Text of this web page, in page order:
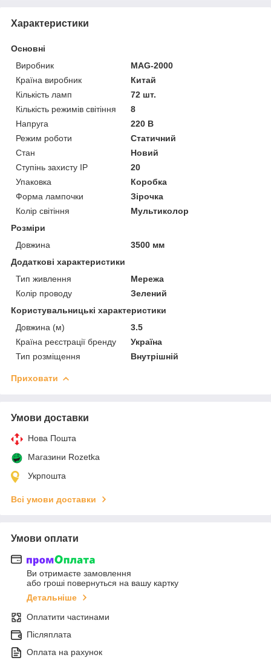
Характеристики
Основні
Виробник
MAG-2000
Країна виробник
Китай
Кількість ламп
72 шт.
Кількість режимів світіння
8
Напруга
220 В
Режим роботи
Статичний
Стан
Новий
Ступінь захисту IP
20
Упаковка
Коробка
Форма лампочки
Зірочка
Колір світіння
Мультиколор
Розміри
Довжина
3500 мм
Додаткові характеристики
Тип живлення
Мережа
Колір проводу
Зелений
Користувальницькі характеристики
Довжина (м)
3.5
Країна реєстрації бренду
Україна
Тип розміщення
Внутрішній
Приховати
Умови доставки
Нова Пошта
Магазини Rozetka
Укрпошта
Всі умови доставки
Умови оплати
Ви отримаєте замовлення
або гроші повернуться на вашу картку
Детальніше
Оплатити частинами
Післяплата
Оплата на рахунок